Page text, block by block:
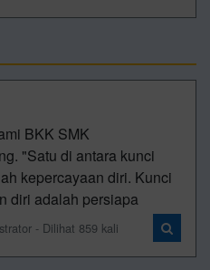
BKK SMK
"Satu di antara kunci
kepercayaan diri. Kunci
diri adalah persiapa
- Dilihat 859 kali